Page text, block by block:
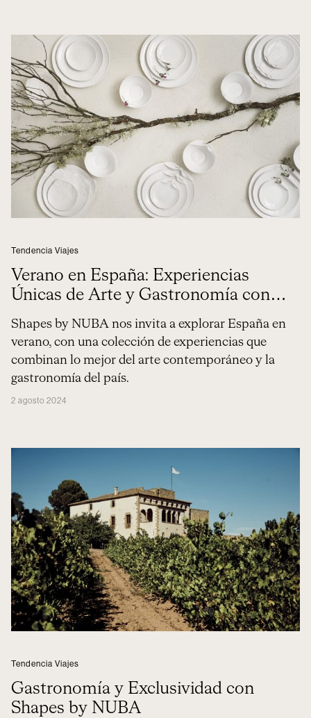
Tendencia Viajes
Verano en España: Experiencias
Únicas de Arte y Gastronomía con
Shapes by NUBA
Shapes by NUBA nos invita a explorar España en
verano, con una colección de experiencias que
combinan lo mejor del arte contemporáneo y la
gastronomía del país.
2 agosto 2024
Tendencia Viajes
Gastronomía y Exclusividad con
Shapes by NUBA